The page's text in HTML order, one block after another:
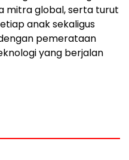
mitra global, serta turut
anak sekaligus
pemerataan
yang berjalan